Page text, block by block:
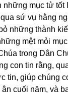
những mục tử tốt
sứ vụ hằng
những thành
mệt mỏi
trong Dân
con tin rằng,
tin, giúp chúng
cuối năm, và